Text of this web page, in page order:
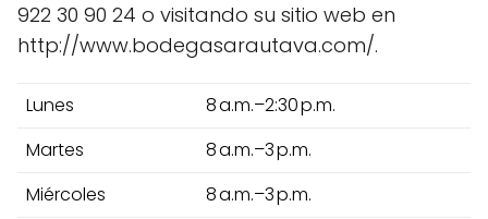
922 30 90 24 o visitando su sitio web en
http://www.bodegasarautava.com/.
Lunes
8 a.m.–2:30 p.m.
Martes
8 a.m.–3 p.m.
Miércoles
8 a.m.–3 p.m.